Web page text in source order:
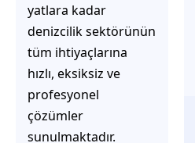
dayanışma ve güven
ortamında nice
projelere imza atmayı
temenni ediyorum.
Kaptan Deniz